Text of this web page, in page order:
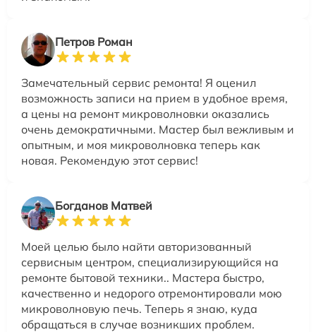
Петров Роман
Замечательный сервис ремонта! Я оценил
возможность записи на прием в удобное время,
а цены на ремонт микроволновки оказались
очень демократичными. Мастер был вежливым и
опытным, и моя микроволновка теперь как
новая. Рекомендую этот сервис!
Богданов Матвей
Моей целью было найти авторизованный
сервисным центром, специализирующийся на
ремонте бытовой техники.. Мастера быстро,
качественно и недорого отремонтировали мою
микроволновую печь. Теперь я знаю, куда
обращаться в случае возникших проблем.